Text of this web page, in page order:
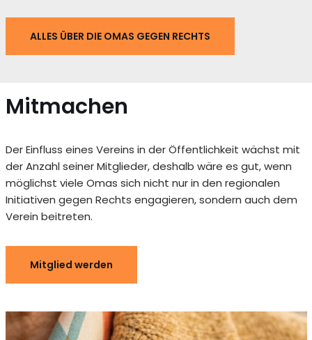
ALLES ÜBER DIE OMAS GEGEN RECHTS
Mitmachen
Der Einfluss eines Vereins in der Öffentlichkeit wächst mit
der Anzahl seiner Mitglieder, deshalb wäre es gut, wenn
möglichst viele Omas sich nicht nur in den regionalen
Initiativen gegen Rechts engagieren, sondern auch dem
Verein beitreten.
Mitglied werden